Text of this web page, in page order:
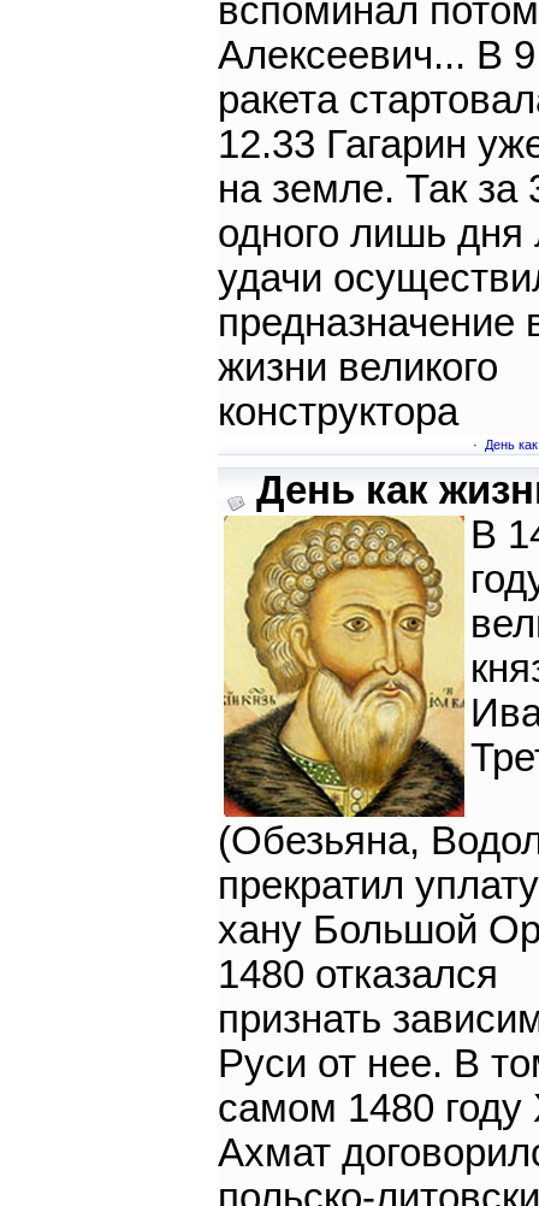
вспоминал
Алексеевич... В
ракета
12.33 Гагарин
на земле. Так за
одного лишь дня
удачи
предназначение
жизни великого
конструктора
· День
День как
В
(Обезьяна,
прекратил
хану Большой
1480 отказался
признать
Руси от нее. В
самом 1480 году
Ахмат